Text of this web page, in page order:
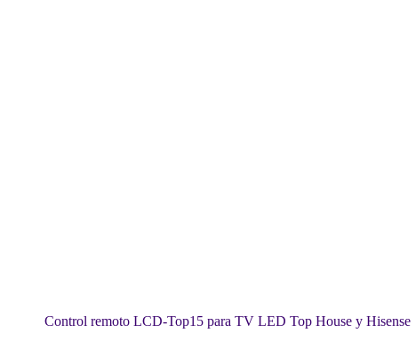
Control remoto LCD-Top15 para TV LED Top House y Hisense